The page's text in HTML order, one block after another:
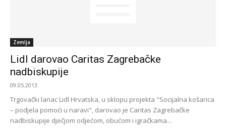
Zemlja
Lidl darovao Caritas Zagrebačke
nadbiskupije
09.05.2013.
Trgovački lanac Lidl Hrvatska, u sklopu projekta "Socijalna košarica
– podjela pomoći u naravi", darovao je Caritas Zagrebačke
nadbiskupije dječjom odjećom, obućom i igračkama...